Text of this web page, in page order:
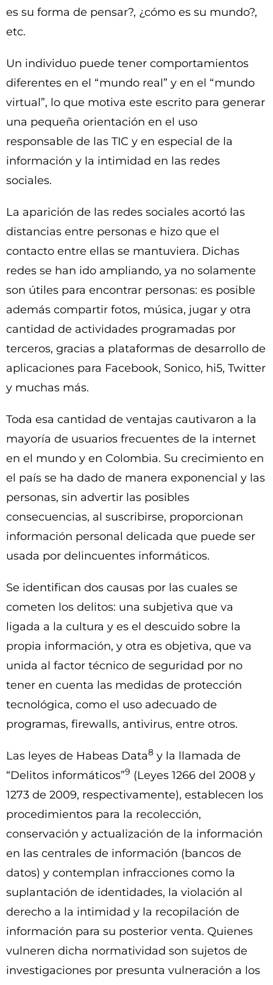
es su forma de pensar?, ¿cómo es su mundo?,
etc.
Un individuo puede tener comportamientos
diferentes en el “mundo real” y en el “mundo
virtual”, lo que motiva este escrito para generar
una pequeña orientación en el uso
responsable de las TIC y en especial de la
información y la intimidad en las redes
sociales.
La aparición de las redes sociales acortó las
distancias entre personas e hizo que el
contacto entre ellas se mantuviera. Dichas
redes se han ido ampliando, ya no solamente
son útiles para encontrar personas: es posible
además compartir fotos, música, jugar y otra
cantidad de actividades programadas por
terceros, gracias a plataformas de desarrollo de
aplicaciones para Facebook, Sonico, hi5, Twitter
y muchas más.
Toda esa cantidad de ventajas cautivaron a la
mayoría de usuarios frecuentes de la internet
en el mundo y en Colombia. Su crecimiento en
el país se ha dado de manera exponencial y las
personas, sin advertir las posibles
consecuencias, al suscribirse, proporcionan
información personal delicada que puede ser
usada por delincuentes informáticos.
Se identifican dos causas por las cuales se
cometen los delitos: una subjetiva que va
ligada a la cultura y es el descuido sobre la
propia información, y otra es objetiva, que va
unida al factor técnico de seguridad por no
tener en cuenta las medidas de protección
tecnológica, como el uso adecuado de
programas, firewalls, antivirus, entre otros.
Las leyes de Habeas Data8 y la llamada de
“Delitos informáticos”9 (Leyes 1266 del 2008 y
1273 de 2009, respectivamente), establecen los
procedimientos para la recolección,
conservación y actualización de la información
en las centrales de información (bancos de
datos) y contemplan infracciones como la
suplantación de identidades, la violación al
derecho a la intimidad y la recopilación de
información para su posterior venta. Quienes
vulneren dicha normatividad son sujetos de
investigaciones por presunta vulneración a los